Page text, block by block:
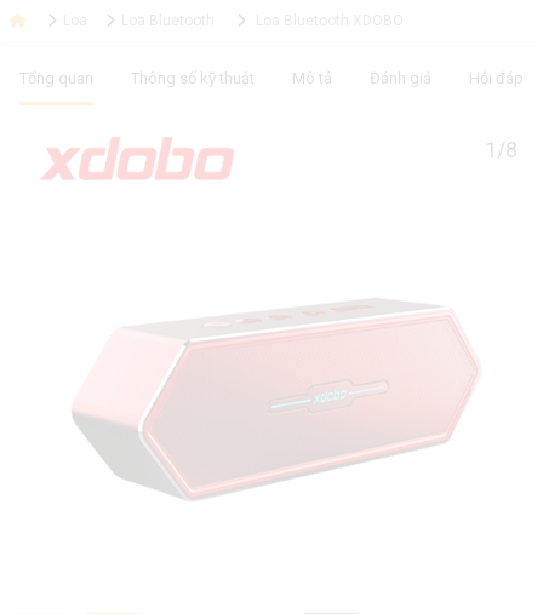
Tổng quan Thông số kỹ thuật Mô tả Đánh giá Hỏi đáp
1/8